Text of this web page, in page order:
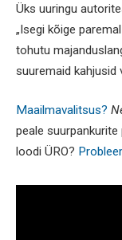
Üks uuringu
„Isegi kõige
tohutu
suuremaid kahjusid
Maailmavalitsus?
peale
loodi ÜRO?